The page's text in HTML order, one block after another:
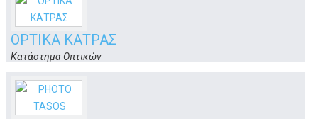
OPTIKA ΚΑΤΡΑΣ
Κατάστημα Οπτικών
Κως